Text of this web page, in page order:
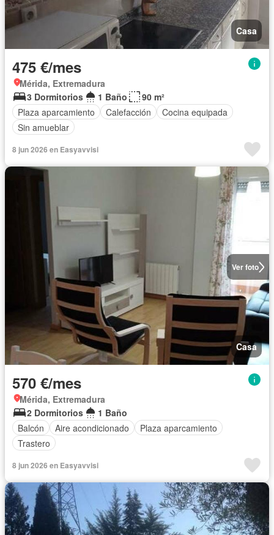
Casa
475 €/mes
Mérida, Extremadura
3 Dormitorios
1 Baño
90 m²
Plaza aparcamiento
Calefacción
Cocina equipada
Sin amueblar
8 jun 2026 en Easyavvisi
Ver foto
Casa
570 €/mes
Mérida, Extremadura
2 Dormitorios
1 Baño
Balcón
Aire acondicionado
Plaza aparcamiento
Trastero
8 jun 2026 en Easyavvisi